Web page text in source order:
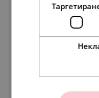
65.00 €
59.00 €
71.00 €
81.00 €
50.00 €